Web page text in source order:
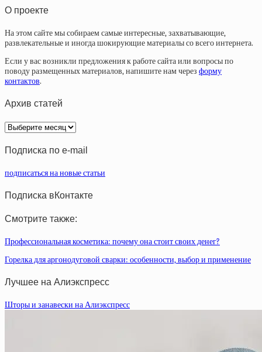
О проекте
На этом сайте мы собираем самые интересные, захватывающие,
развлекательные и иногда шокирующие материалы со всего интернета.
Если у вас возникли предложения к работе сайта или вопросы по
поводу размещенных материалов, напишите нам через форму
контактов.
Архив статей
Архив
статей
Подписка по e-mail
подписаться на новые статьи
Подписка вКонтакте
Смотрите также:
Профессиональная косметика: почему она стоит своих денег?
Горелка для аргонодуговой сварки: особенности, выбор и применение
Лучшее на Алиэкспресс
Шторы и занавески на Алиэкспресс